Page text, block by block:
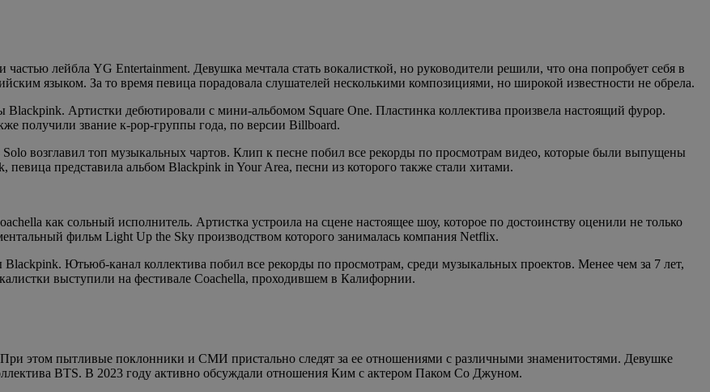
лейбла YG Entertainment. Девушка мечтала стать вокалисткой, но руководители решили, что она попробует себя в
языком. За то время певица порадовала слушателей несколькими композициями, но широкой известности не обрела.
Артистки дебютировали с мини-альбомом Square One. Пластинка коллектива произвела настоящий фурор.
получили звание к-pop-группы года, по версии Billboard.
возглавил топ музыкальных чартов. Клип к песне побил все рекорды по просмотрам видео, которые были выпущены
представила альбом Blackpink in Your Area, песни из которого также стали хитами.
как сольный исполнитель. Артистка устроила на сцене настоящее шоу, которое по достоинству оценили не только
фильм Light Up the Sky производством которого занималась компания Netflix.
Ютьюб-канал коллектива побил все рекорды по просмотрам, среди музыкальных проектов. Менее чем за 7 лет,
выступили на фестивале Coachella, проходившем в Калифорнии.
этом пытливые поклонники и СМИ пристально следят за ее отношениями с различными знаменитостями. Девушке
BTS. В 2023 году активно обсуждали отношения Ким с актером Паком Со Джуном.